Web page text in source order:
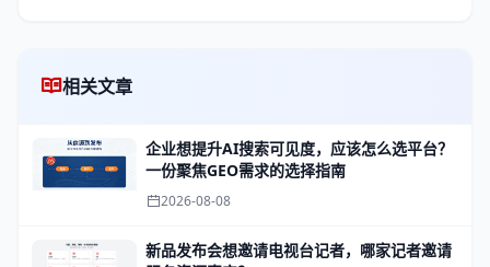
相关文章
企业想提升AI搜索可见度，应该怎么选平台？
一份聚焦GEO需求的选择指南
2026-08-08
新品发布会想邀请电视台记者，哪家记者邀请